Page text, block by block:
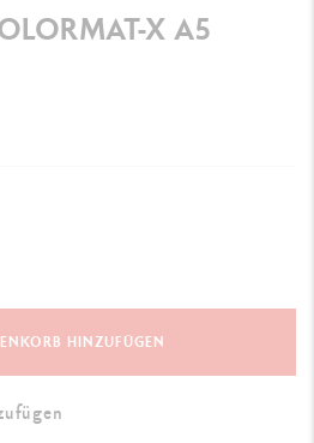
X A5
HINZUFÜGEN